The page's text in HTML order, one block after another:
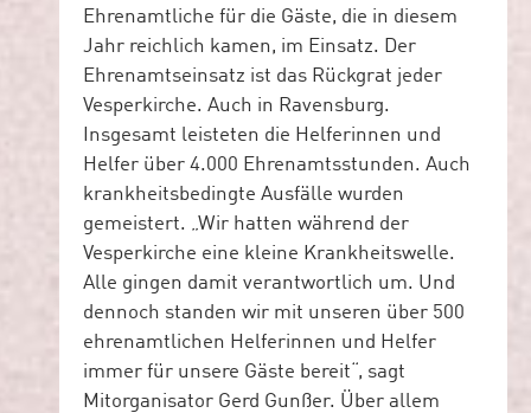
Ehrenamtliche für die Gäste, die in diesem
Jahr reichlich kamen, im Einsatz. Der
Ehrenamtseinsatz ist das Rückgrat jeder
Vesperkirche. Auch in Ravensburg.
Insgesamt leisteten die Helferinnen und
Helfer über 4.000 Ehrenamtsstunden. Auch
krankheitsbedingte Ausfälle wurden
gemeistert. „Wir hatten während der
Vesperkirche eine kleine Krankheitswelle.
Alle gingen damit verantwortlich um. Und
dennoch standen wir mit unseren über 500
ehrenamtlichen Helferinnen und Helfer
immer für unsere Gäste bereit“, sagt
Mitorganisator Gerd Gunßer. Über allem